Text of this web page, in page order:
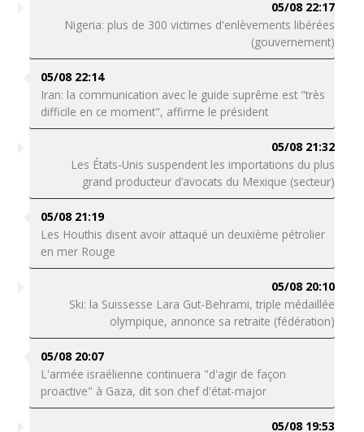
05/08 22:17
Nigeria: plus de 300 victimes d'enlèvements libérées
(gouvernement)
05/08 22:14
Iran: la communication avec le guide suprême est "très
difficile en ce moment", affirme le président
05/08 21:32
Les États-Unis suspendent les importations du plus
grand producteur d’avocats du Mexique (secteur)
05/08 21:19
Les Houthis disent avoir attaqué un deuxième pétrolier
en mer Rouge
05/08 20:10
Ski: la Suissesse Lara Gut-Behrami, triple médaillée
olympique, annonce sa retraite (fédération)
05/08 20:07
L'armée israélienne continuera "d'agir de façon
proactive" à Gaza, dit son chef d'état-major
05/08 19:53